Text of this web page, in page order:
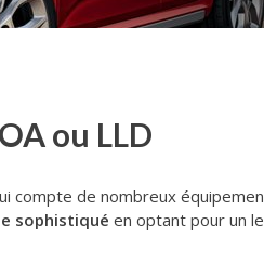
ou LLD
compte de nombreux
sophistiqué en optant pour un